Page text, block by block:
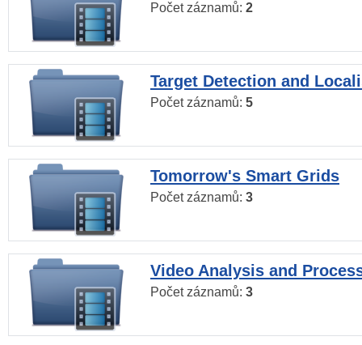
Počet záznamů: 2
Target Detection and
Počet záznamů: 5
Tomorrow's Smart Grids
Počet záznamů: 3
Video Analysis and
Počet záznamů: 3